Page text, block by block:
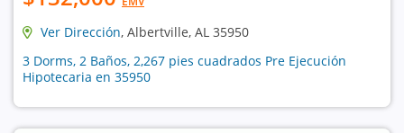
Ver Dirección, Albertville, AL 35950
3 Dorms, 2 Baños, 2,267 pies cuadrados Pre Ejecución
Hipotecaria en 35950